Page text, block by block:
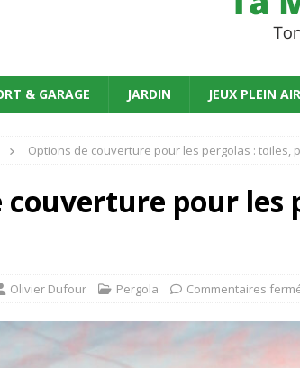
& GARAGE JARDIN JEUX PLEIN AIR
Options de couverture pour les pergolas : toiles,
couverture pour les
Olivier Dufour Pergola Commentaires